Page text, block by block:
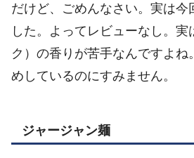
だけど、ごめんなさい。実は今
した。よってレビューなし。実
ク）の香りが苦手なんですよね
めしているのにすみません。
ジャージャン麺